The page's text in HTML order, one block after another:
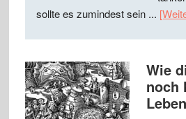
sollte es zumindest sein ...
Wie
noch